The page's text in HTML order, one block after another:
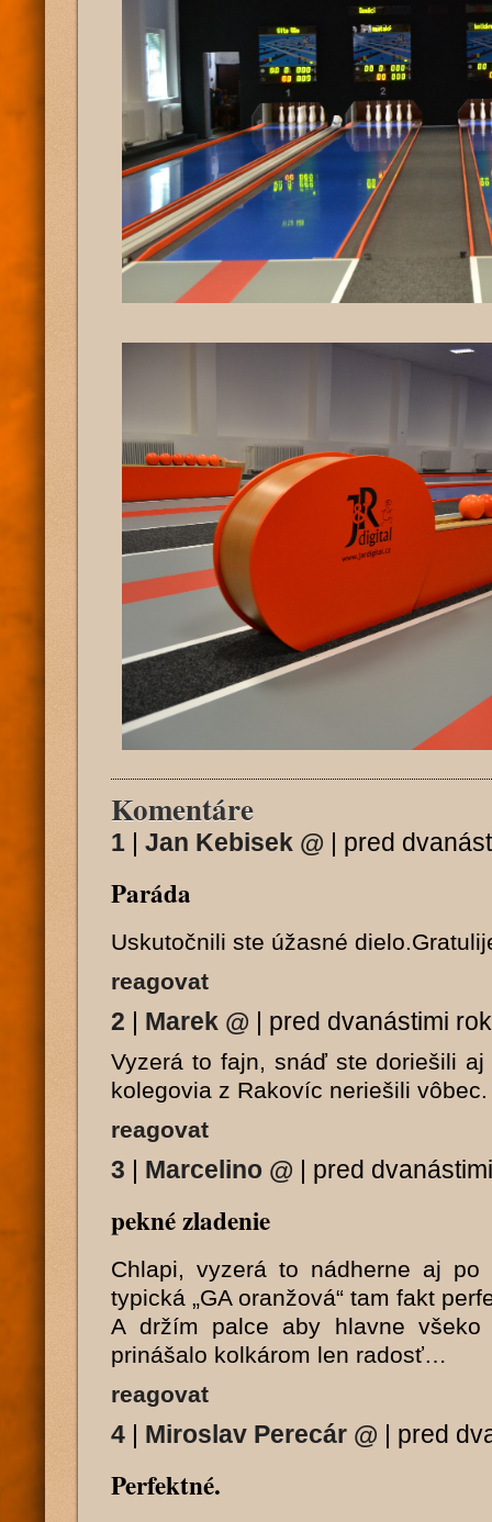
Komentáre
1 | Jan Kebisek @ | pred
Paráda
Uskutočnili ste úžasné
reagovat
2 | Marek @ | pred dvanástimi
Vyzerá to fajn, snáď ste doriešili
kolegovia z Rakovíc neriešili vôbec.
reagovat
3 | Marcelino @ | pred
pekné zladenie
Chlapi, vyzerá to nádherne aj
typická „GA oranžová“ tam fakt
A držím palce aby hlavne všeko
prinášalo kolkárom len radosť…
reagovat
4 | Miroslav Perecár @ | pred
Perfektné.